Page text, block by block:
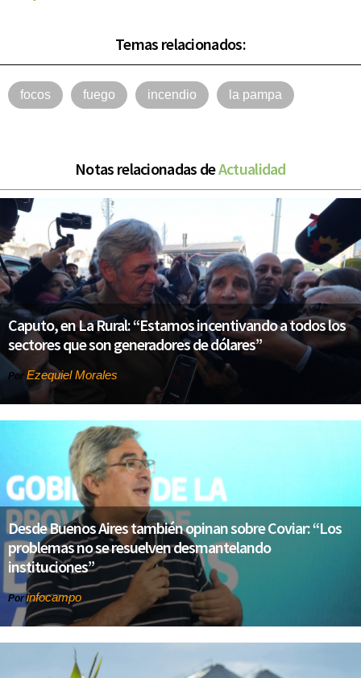
Temas relacionados:
focos fuego incendio la pampa
Notas relacionadas deActualidad
Caputo, en La Rural: “Estamos incentivando a todos los
sectores que son generadores de dólares”
Por Ezequiel Morales
Desde Buenos Aires también opinan sobre Coviar: “Los
problemas no se resuelven desmantelando
instituciones”
Porinfocampo